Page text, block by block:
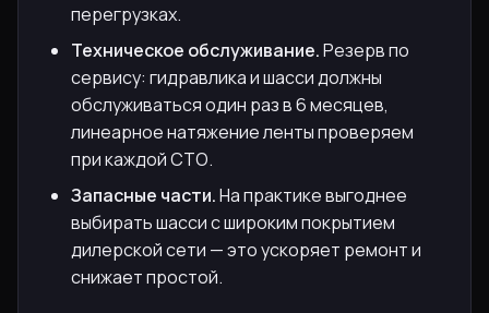
перегрузках.
Техническое обслуживание.Резерв по
сервису: гидравлика и шасси должны
обслуживаться один раз в 6 месяцев,
линеарное натяжение ленты проверяем
при каждой СТО.
Запасные части.На практике выгоднее
выбирать шасси с широким покрытием
дилерской сети — это ускоряет ремонт и
снижает простой.